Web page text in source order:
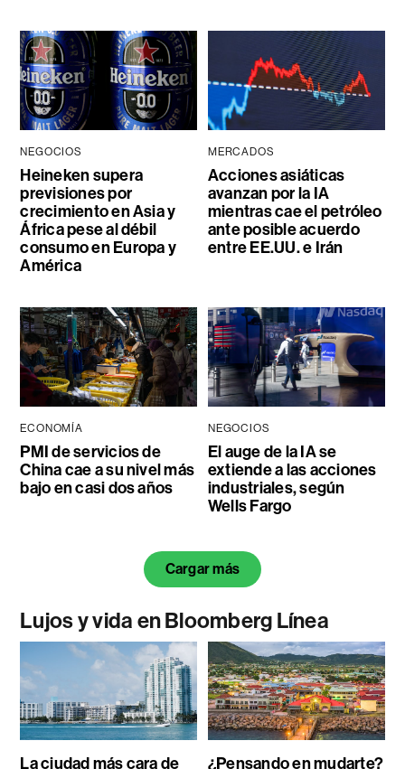
NEGOCIOS
Heineken supera
previsiones por
crecimiento en Asia y
África pese al débil
consumo en Europa y
América
MERCADOS
Acciones asiáticas
avanzan por la IA
mientras cae el petróleo
ante posible acuerdo
entre EE.UU. e Irán
ECONOMÍA
PMI de servicios de
China cae a su nivel más
bajo en casi dos años
NEGOCIOS
El auge de la IA se
extiende a las acciones
industriales, según
Wells Fargo
Cargar más
Lujos y vida en Bloomberg Línea
La ciudad más cara de
¿Pensando en mudarte?